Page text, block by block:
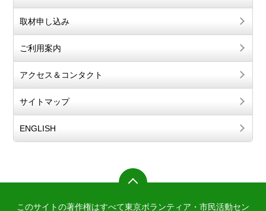
取材申し込み
ご利用案内
アクセス＆コンタクト
サイトマップ
ENGLISH
このサイトの著作権はすべて東京ボランティア・市民活動セン